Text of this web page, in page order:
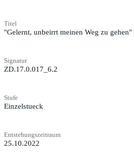
Titel
"Gelernt, unbeirrt meinen Weg zu
Signatur
ZD.17.0.017_6.2
Stufe
Einzelstueck
Entstehungszeitraum
25.10.2022